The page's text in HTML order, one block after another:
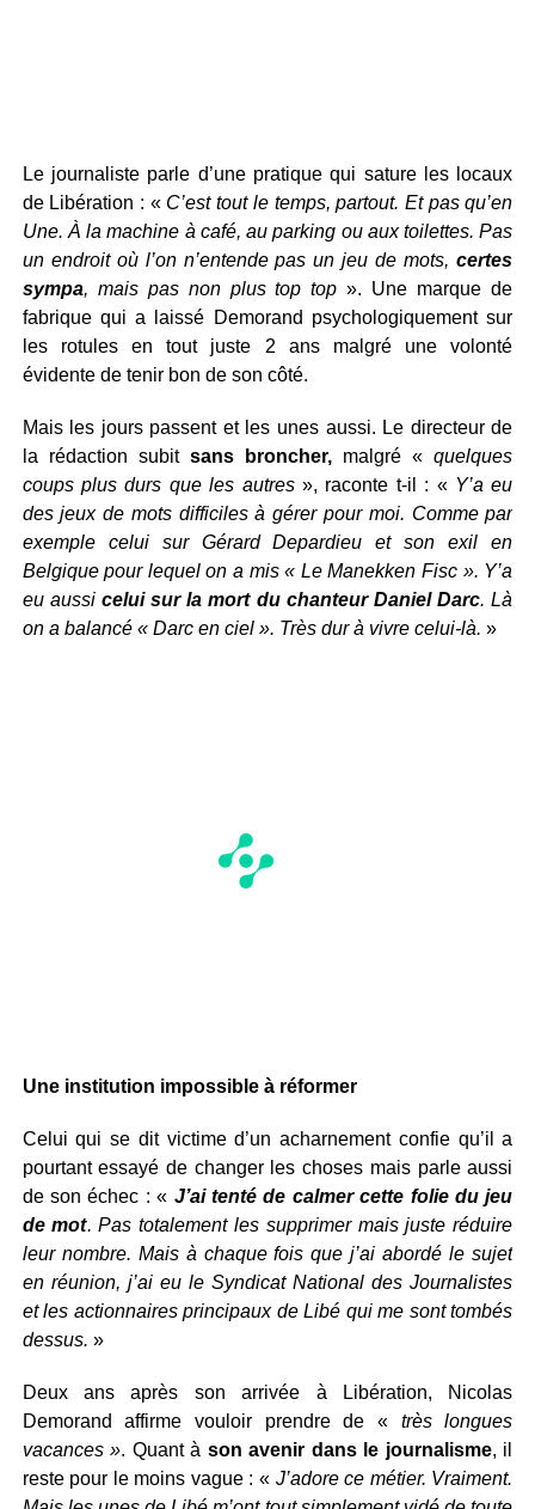
Le journaliste parle d’une pratique qui sature les locaux
de Libération : «C’est tout le temps, partout. Et pas qu’en
Une. À la machine à café, au parking ou aux toilettes. Pas
un endroit où l’on n’entende pas un jeu de mots,certes
sympa, mais pas non plus top top ». Une marque de
fabrique qui a laissé Demorand psychologiquement sur
les rotules en tout juste 2 ans malgré une volonté
évidente de tenir bon de son côté.
Mais les jours passent et les unes aussi. Le directeur de
la rédaction subit sans broncher, malgré «quelques
coups plus durs que les autres», raconte t-il : « Y’a eu
des jeux de mots difficiles à gérer pour moi. Comme par
exemple celui sur Gérard Depardieu et son exil en
Belgique pour lequel on a mis « Le Manekken Fisc ». Y’a
eu aussi celui sur la mort du chanteur Daniel Darc. Là
on a balancé « Darc en ciel ». Très dur à vivre celui-là. »
Une institution impossible à réformer
Celui qui se dit victime d’un acharnement confie qu’il a
pourtant essayé de changer les choses mais parle aussi
de son échec : « J’ai tenté de calmer cette folie du jeu
de mot. Pas totalement les supprimer mais juste réduire
leur nombre. Mais à chaque fois que j’ai abordé le sujet
en réunion, j’ai eu le Syndicat National des Journalistes
et les actionnaires principaux de Libé qui me sont tombés
dessus. »
Deux ans après son arrivée à Libération, Nicolas
Demorand affirme vouloir prendre de «très longues
vacances ». Quant à son avenir dans le journalisme, il
reste pour le moins vague : « J’adore ce métier. Vraiment.